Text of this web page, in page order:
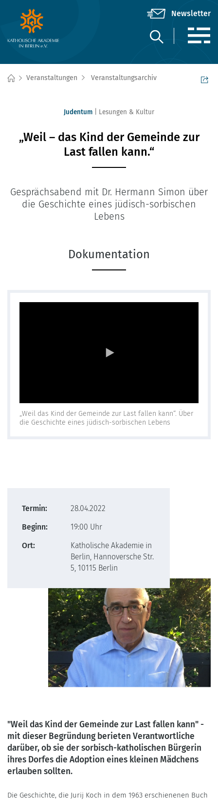
Veranstaltungen Veranstaltungsarchiv
Judentum Lesungen & Kultur
„Weil – das Kind der Gemeinde zur
Last fallen kann.“
Gesprächsabend mit Dr. Hermann Simon über
die Geschichte eines jüdisch-sorbischen
Lebens
Dokumentation
„Weil das Kind der Gemeinde zur Last fallen kann“. Über
die Geschichte eines jüdisch-sorbischen Lebens
Termin:
28.04.2022
Beginn:
19:00 Uhr
Ort:
Katholische Akademie in
Berlin, Hannoversche Str.
5, 10115 Berlin
"Weil das Kind der Gemeinde zur Last fallen kann" -
mit dieser Begründung berieten Verantwortliche
darüber, ob sie der sorbisch-katholischen Bürgerin
ihres Dorfes die Adoption eines kleinen Mädchens
erlauben sollten.
Die Geschichte, die Jurij Koch in dem 1963 erschienenen Buch